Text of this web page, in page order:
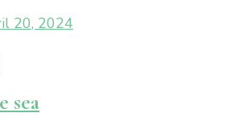
20, 2024
sea